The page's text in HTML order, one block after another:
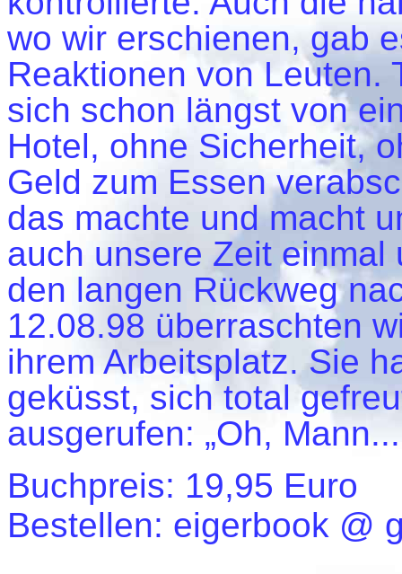
wo wir erschienen, gab
Reaktionen von Leuten.
sich schon längst von
Hotel, ohne Sicherheit,
Geld zum Essen
das machte und macht
auch unsere Zeit einmal
den langen Rückweg
12.08.98 überraschten
ihrem Arbeitsplatz. Sie
geküsst, sich total
ausgerufen: „Oh,
Buchpreis: 19,95 Euro
Bestellen: eigerbook @